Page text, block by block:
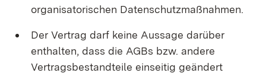
organisatorischen Datenschutzmaßnahmen.
Der Vertrag darf keine Aussage darüber
enthalten, dass die AGBs bzw. andere
Vertragsbestandteile einseitig geändert